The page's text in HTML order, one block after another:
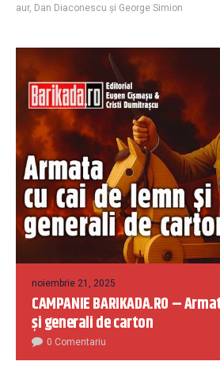
aur, Dan Diaconescu și George Simion
noiembrie 21, 2025
CAMPANIE BARIKADA.RO –
și generali de carton
0 Comentariu